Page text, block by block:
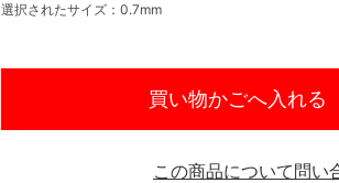
選択されたサイズ：0.7mm
買い物かごへ入れる
この商品について問い